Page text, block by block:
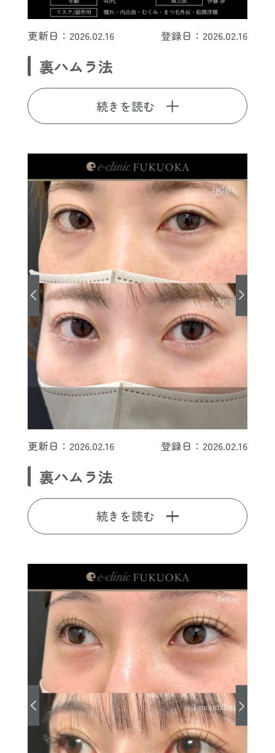
更新日：2026.02.16 登録日：2026.02.16
裏ハムラ法
続きを読む
更新日：2026.02.16 登録日：2026.02.16
裏ハムラ法
続きを読む